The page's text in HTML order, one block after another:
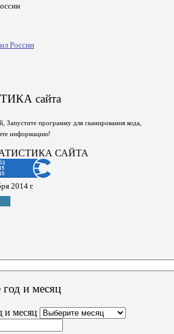
России
сайта
Запустите программу для сканирования кода,
информацию!
САЙТА
2014 г.
и месяц
и месяц